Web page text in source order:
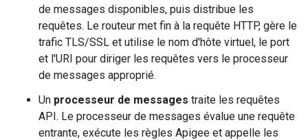
de messages disponibles, puis distribue les
requêtes. Le routeur met fin à la requête HTTP, gère le
trafic TLS/SSL et utilise le nom d'hôte virtuel, le port
et l'URI pour diriger les requêtes vers le processeur
de messages approprié.
Un processeur de messages traite les requêtes
API. Le processeur de messages évalue une requête
entrante, exécute les règles Apigee et appelle les